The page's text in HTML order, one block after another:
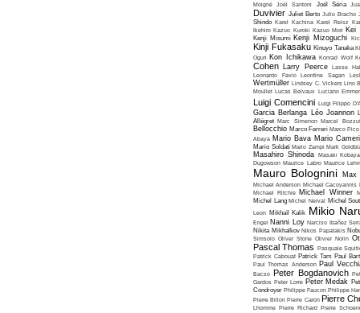
Moigné Joël Santoni Joël Séria
Duvivier Juliet Berto Julio Bracho
Shindo Karel Kachina Karel Reisz
Ikehiro Kazuo Kuroki Kazuo Mori Kei
Kenji Misumi Kenji Mizoguchi
Kinji Fukasaku Kinuyo Tanaka
Oguri Kon Ichikawa Konrad Wolf
Cohen Larry Peerce
Lasse
Leonardo Favio
Leontine Sagan
Wertmüller Lindsey C. Vickers Lino
Moullet Lucas Belvaux Luciano Emmer
Luigi Comencini Luigi Filippo
Garcia Berlanga Léo Joannon
Allégret Marc Simenon Marcel
Bellocchio Marco Ferreri Marco Pico
Abaya Mario Bava Mario
Mario Soldati Mario Zampi Mark
Masahiro Shinoda Masaki
Dugowson Maurice Labro Maurice
Mauro Bolognini Max
Michael Anderson Michael Cacoyannis
Michael Ritchie Michael Winner
Michel Lang Michel Nerval Michel
Leon Mikhaïl Kalik Mikio
Engel Nanni Loy Narciso Ibañez
Nikita Mikhalkov Nikos Papatakis
Simsolo Oliver Stone Olivier Nolin
Pascal Thomas Pasquale
Patrick Cabouat Patrick Tam Paul
Paul Thomas Anderson Paul
Bacso Peter Bogdanovich
Gardos Peter Lorre Peter Medak
Condroyer Philippe Faucon Philippe
Pierre Billon Pierre Caron Pierre
Lhomme Pierre Richard Pierre